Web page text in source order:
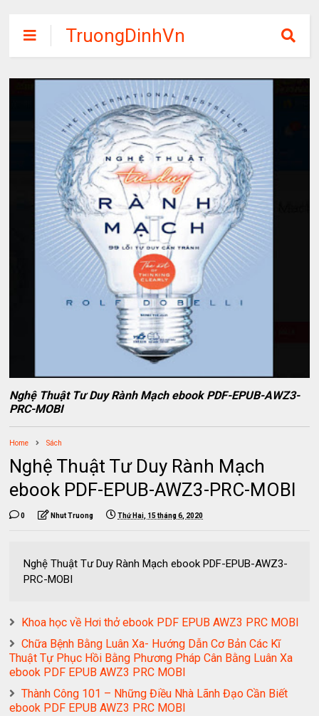
TruongDinhVn
Chia sẽ ebook,
các khóa học,
phần mềm học
tập miễn phí
Nghệ Thuật Tư Duy Rành Mạch ebook PDF-EPUB-AWZ3-
PRC-MOBI
Home Sách
Nghệ Thuật Tư Duy Rành Mạch
ebook PDF-EPUB-AWZ3-PRC-MOBI
0 Nhut Truong Thứ Hai, 15 tháng 6, 2020
Nghệ Thuật Tư Duy Rành Mạch ebook PDF-EPUB-AWZ3-
PRC-MOBI
Khoa học về Hơi thở ebook PDF EPUB AWZ3 PRC MOBI
Chữa Bệnh Bằng Luân Xa- Hướng Dẫn Cơ Bản Các Kĩ
Thuật Tự Phục Hồi Bằng Phương Pháp Cân Bằng Luân Xa
ebook PDF EPUB AWZ3 PRC MOBI
Thành Công 101 – Những Điều Nhà Lãnh Đạo Cần Biết
ebook PDF EPUB AWZ3 PRC MOBI